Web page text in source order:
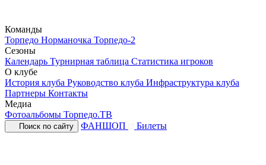
Команды
Торпедо Норманочка Торпедо-2
Сезоны
Календарь Турнирная таблица Статистика игроков
О клубе
История клуба Руководство клуба Инфраструктура клуба
Партнеры Контакты
Медиа
Фотоальбомы Торпедо.ТВ
Поиск по сайту ФАНШОП Билеты